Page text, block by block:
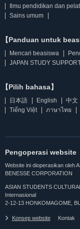
Ilmu pendidikan dan
Sains umum
【Panduan untuk
Mencari beasiswa
JAPAN STUDY
【Pilih bahasa】
日本語 English 中文
Tiếng Việt
ภาษาไทย
Pengoperasi website
Website ini dioperasikan oleh
BENESSE CORPORATION
ASIAN STUDENTS
Internasional
2-12-13 HONKOMAGOME,
Konsep website Kontak